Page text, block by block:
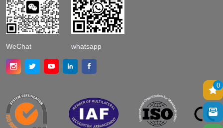
WeChat whatsapp
0